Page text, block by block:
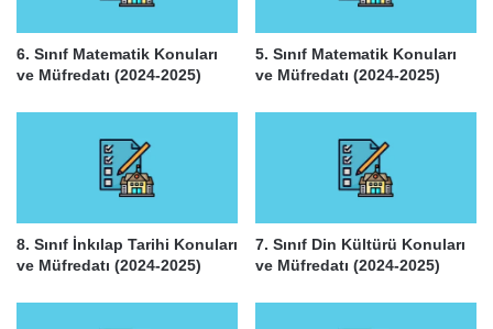
6. Sınıf Matematik Konuları
ve Müfredatı (2024-2025)
5. Sınıf Matematik Konuları
ve Müfredatı (2024-2025)
8. Sınıf İnkılap Tarihi Konuları
ve Müfredatı (2024-2025)
7. Sınıf Din Kültürü Konuları
ve Müfredatı (2024-2025)